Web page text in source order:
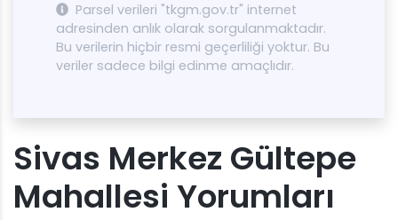
Parsel verileri "tkgm.gov.tr" internet
adresinden anlık olarak sorgulanmaktadır.
Bu verilerin hiçbir resmi geçerliliği yoktur. Bu
veriler sadece bilgi edinme amaçlıdır.
Sivas Merkez Gültepe
Mahallesi Yorumları